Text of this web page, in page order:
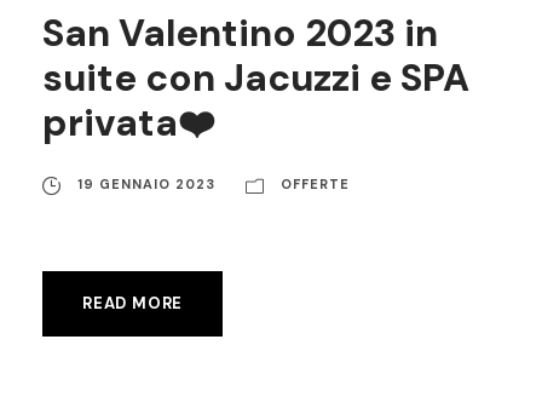
San Valentino 2023 in
suite con Jacuzzi e SPA
privata❤️
19 GENNAIO 2023 OFFERTE
READ MORE